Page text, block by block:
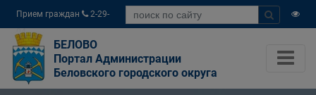
Прием граждан
2-29-
04
БЕЛОВО
Портал Администрации
Беловского городского округа